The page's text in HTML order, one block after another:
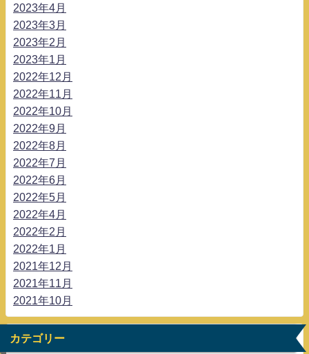
2023年4月
2023年3月
2023年2月
2023年1月
2022年12月
2022年11月
2022年10月
2022年9月
2022年8月
2022年7月
2022年6月
2022年5月
2022年4月
2022年2月
2022年1月
2021年12月
2021年11月
2021年10月
カテゴリー